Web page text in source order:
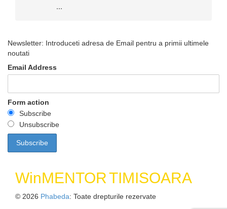
...
Newsletter: Introduceti adresa de Email pentru a primii ultimele
noutati
Email Address
Form action
Subscribe
Unsubscribe
WinMENTORTIMISOARA
© 2026 Phabeda: Toate drepturile rezervate